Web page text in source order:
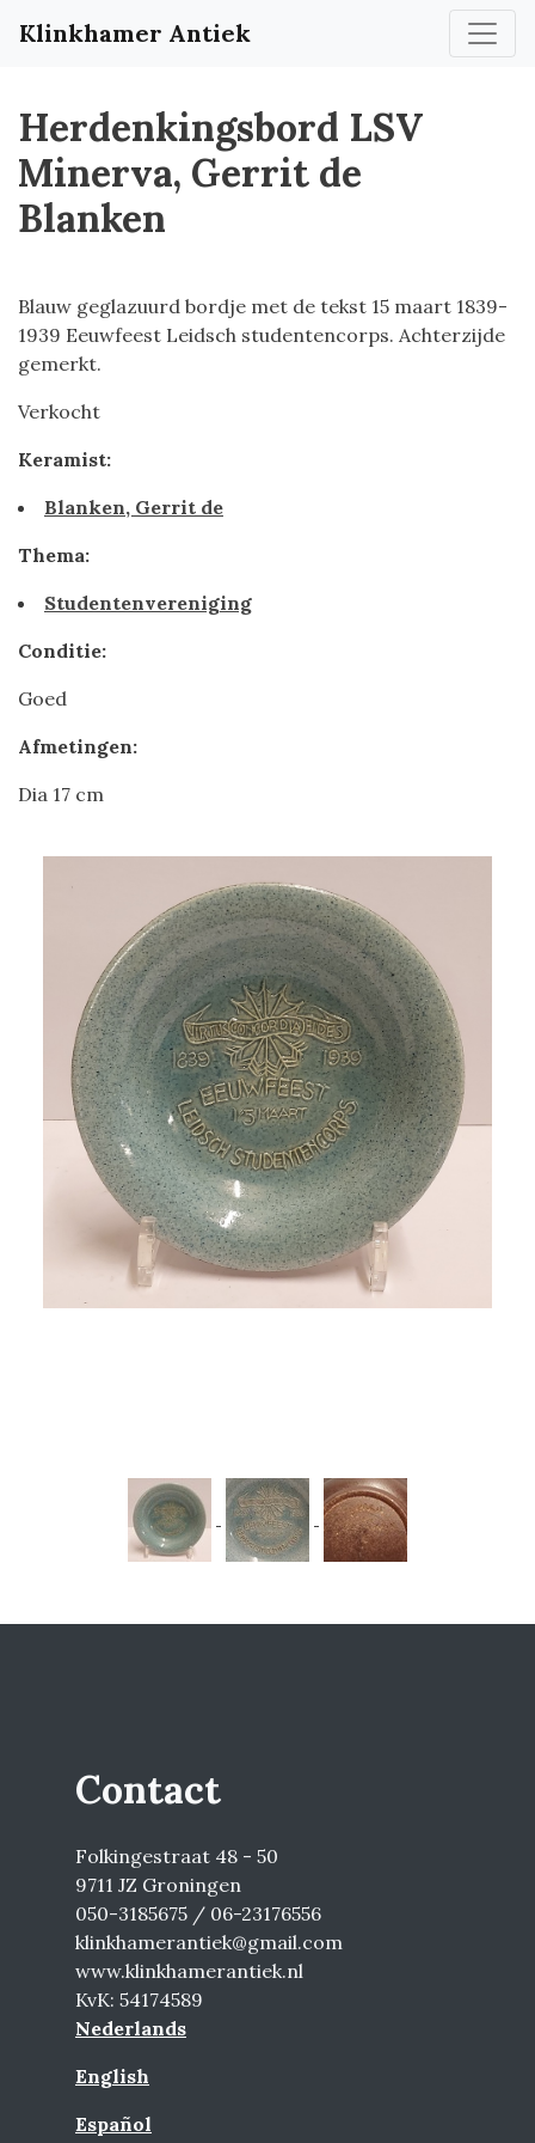
Klinkhamer Antiek
Herdenkingsbord LSV
Minerva, Gerrit de
Blanken
Blauw geglazuurd bordje met de tekst 15 maart 1839-
1939 Eeuwfeest Leidsch studentencorps. Achterzijde
gemerkt.
Verkocht
Keramist:
Blanken, Gerrit de
Thema:
Studentenvereniging
Conditie:
Goed
Afmetingen:
Dia 17 cm
Contact
Folkingestraat 48 - 50
9711 JZ Groningen
050-3185675 / 06-23176556
klinkhamerantiek@gmail.com
www.klinkhamerantiek.nl
KvK: 54174589
Nederlands
English
Español